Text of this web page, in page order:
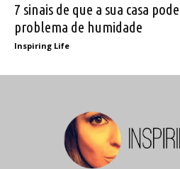
7 sinais de que a sua casa
problema de humidade
Inspiring Life